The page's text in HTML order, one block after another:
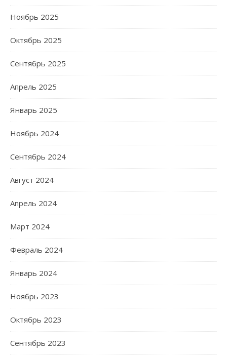
Ноябрь 2025
Октябрь 2025
Сентябрь 2025
Апрель 2025
Январь 2025
Ноябрь 2024
Сентябрь 2024
Август 2024
Апрель 2024
Март 2024
Февраль 2024
Январь 2024
Ноябрь 2023
Октябрь 2023
Сентябрь 2023